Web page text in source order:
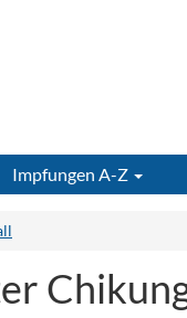
Impfungen A-Z